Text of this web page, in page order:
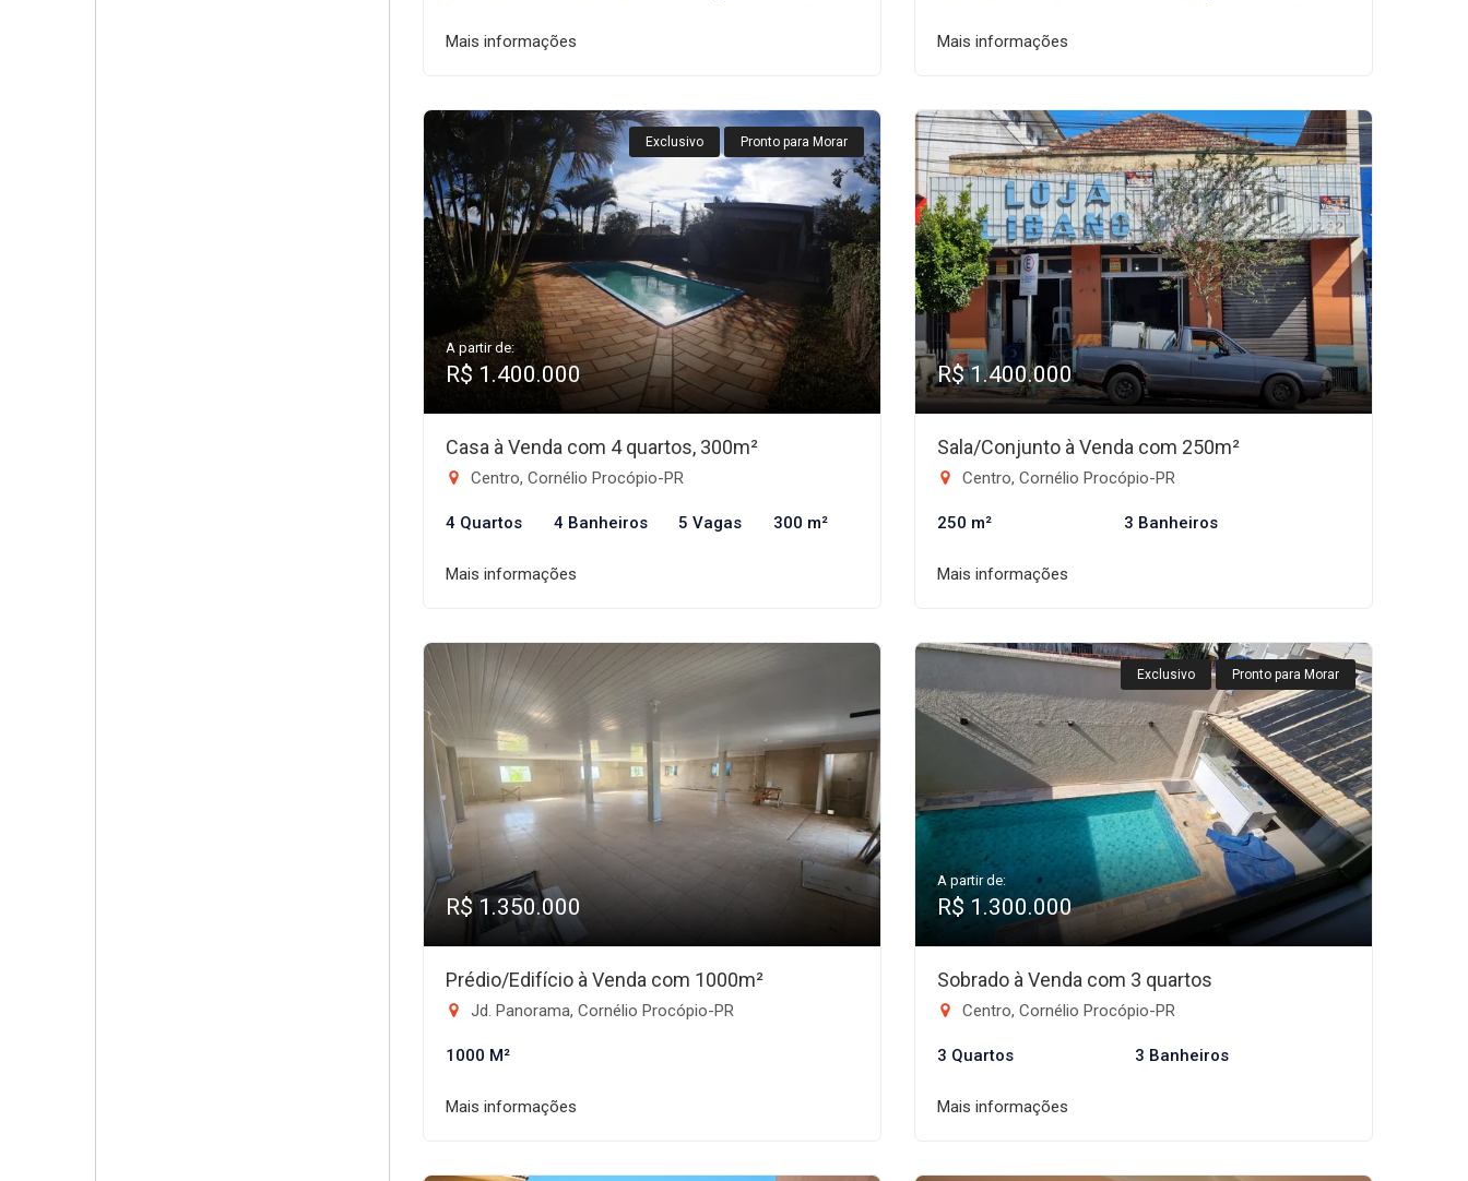
Mais informações Mais informações
Exclusivo Pronto para Morar
A partir de:
R$ 1.400.000
Casa à Venda com 4 quartos, 300m²
Centro, Cornélio Procópio-PR
4 Quartos 4 Banheiros 5 Vagas 300 m²
Mais informações
R$ 1.400.000
Sala/Conjunto à Venda com 250m²
Centro, Cornélio Procópio-PR
250 m² 3 Banheiros
Mais informações
R$ 1.350.000
Prédio/Edifício à Venda com 1000m²
Jd. Panorama, Cornélio Procópio-PR
1000 M²
Mais informações
Exclusivo Pronto para Morar
A partir de:
R$ 1.300.000
Sobrado à Venda com 3 quartos
Centro, Cornélio Procópio-PR
3 Quartos 3 Banheiros
Mais informações